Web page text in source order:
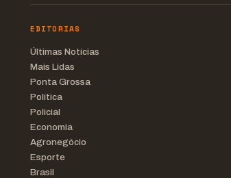
EDITORIAS
Últimas Notícias
Mais Lidas
Ponta Grossa
Política
Policial
Economia
Agronegócio
Esporte
Brasil